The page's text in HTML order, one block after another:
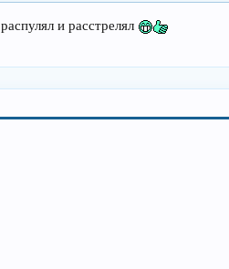
и расстрелял